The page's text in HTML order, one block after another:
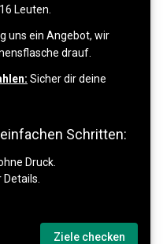
Leuten.
uns ein Angebot, wir
drauf.
Sicher dir deine
Schritten:
Druck.
Ziele checken